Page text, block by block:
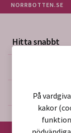
NORRBOTTEN.SE
Hitta snabbt
Mer på
Om På
kakor